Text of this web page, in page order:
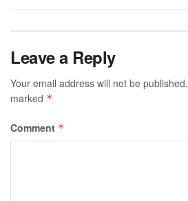
Leave a Reply
Your email address will not be published.
marked *
Comment *